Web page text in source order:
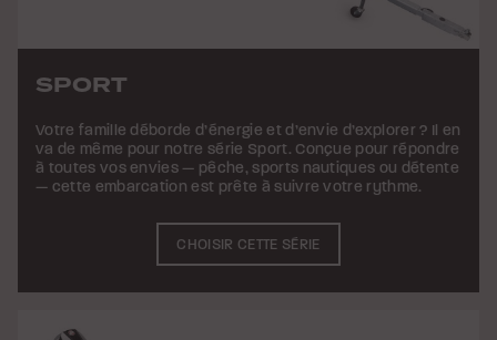
SPORT
Votre famille déborde d’énergie et d’envie d’explorer ? Il en
va de même pour notre série Sport. Conçue pour répondre
à toutes vos envies — pêche, sports nautiques ou détente
— cette embarcation est prête à suivre votre rythme.
CHOISIR CETTE SÉRIE